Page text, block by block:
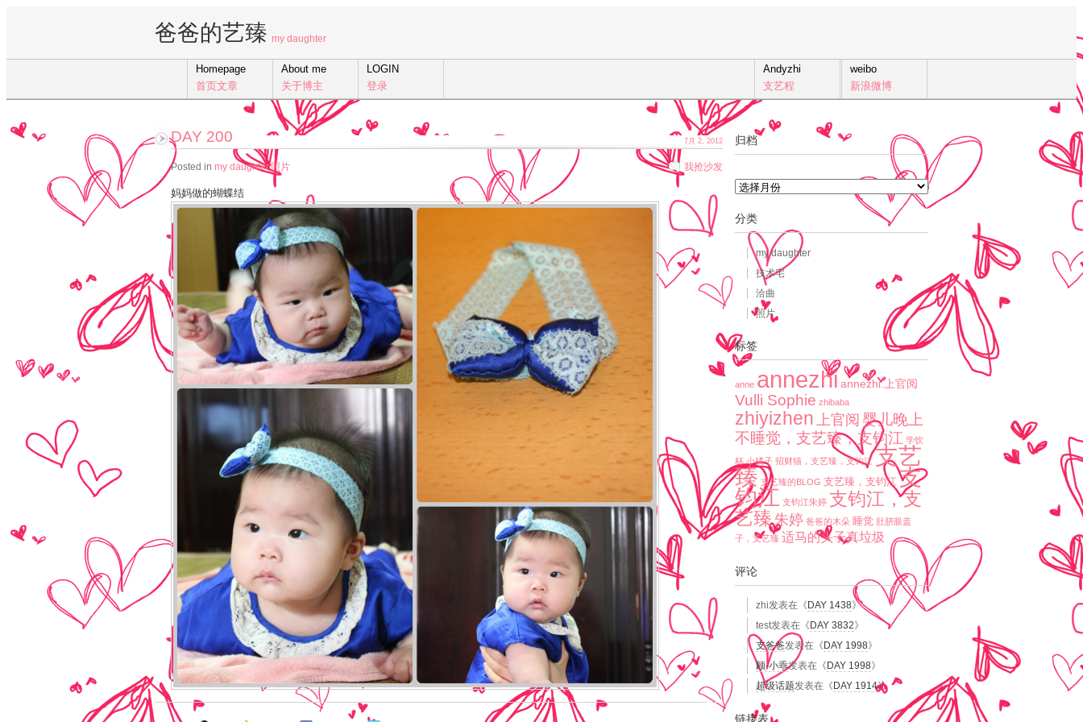
爸爸的艺臻 my daughter
Homepage
首页文章
About me
关于博主
LOGIN
登录
weibo
新浪微博
Andyzhi
支艺程
DAY 200
Posted in my daughter,照片 我抢沙发
妈妈做的蝴蝶结
7月 2, 2012 归档
档
分类
my daughter
技术宅
洽曲
照片
标签
anne annezhi annezhi.上官阅
Vulli Sophie zhibaba
zhiyizhen 上官阅 婴儿晚上
不睡觉，支艺臻，支钧江 学饮
杯 小橘子 招财猫，支艺臻，支钧江 支艺
臻 支艺臻的BLOG 支艺臻，支钧江 支
钧江 支钧江朱婷 支钧江，支
艺臻朱婷 爸爸的木朵 睡觉 肚脐眼盖
子，支艺臻 适马的头子真垃圾
评论
zhi发表在《 DAY 1438》
test发表在《 DAY 3832》
支爸爸发表在《 DAY 1998》
顾-小乖发表在《 DAY 1998》
超级话题发表在《 DAY 1914》
链接表